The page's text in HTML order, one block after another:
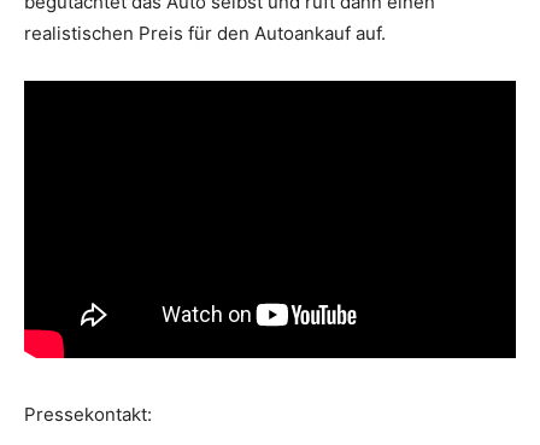
realistischen Preis für den Autoankauf auf.
Pressekontakt: